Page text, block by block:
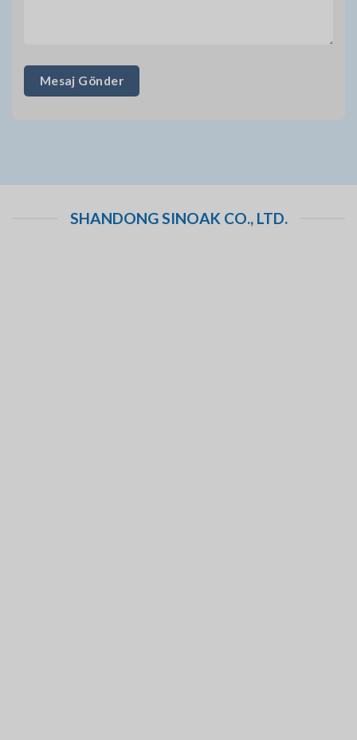
SHANDONG SINOAK CO., LTD.